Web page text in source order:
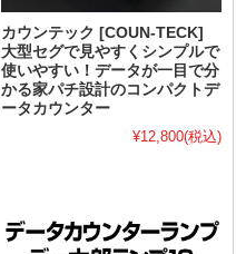
カウンテック [COUN-TECK]
大型セグで見やすくシンプルで
使いやすい！データが一目で分
かる家パチ設計のコンパクトデ
ータカウンター
¥12,800(税込)